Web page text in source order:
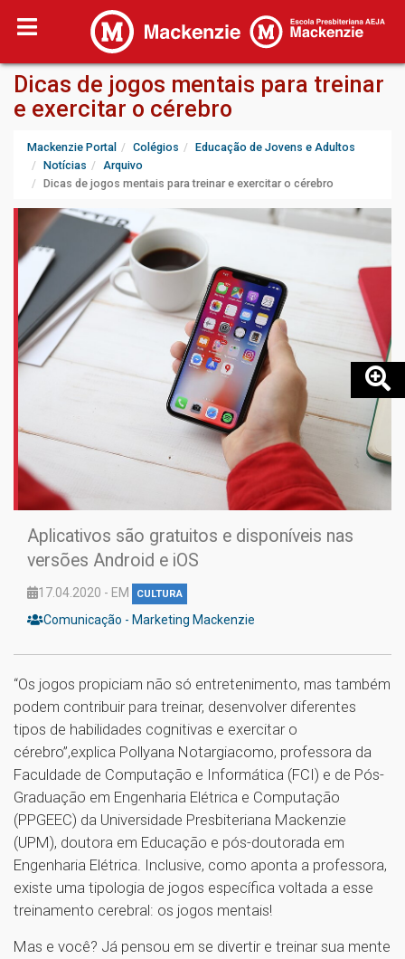
Dicas de jogos mentais para treinar
e exercitar o cérebro
Mackenzie Portal Colégios
Educação de Jovens e Adultos
Notícias
Arquivo
Dicas de jogos mentais para treinar e exercitar o cérebro
Aplicativos são gratuitos e disponíveis nas
versões Android e iOS
17.04.2020 - EM CULTURA
Comunicação - Marketing Mackenzie
“Os jogos propiciam não só entretenimento, mas também
podem contribuir para treinar, desenvolver diferentes
tipos de habilidades cognitivas e exercitar o
cérebro”,explica Pollyana Notargiacomo, professora da
Faculdade de Computação e Informática (FCI) e de Pós-
Graduação em Engenharia Elétrica e Computação
(PPGEEC) da Universidade Presbiteriana Mackenzie
(UPM), doutora em Educação e pós-doutorada em
Engenharia Elétrica. Inclusive, como aponta a professora,
existe uma tipologia de jogos específica voltada a esse
treinamento cerebral: os jogos mentais!
Mas e você? Já pensou em se divertir e treinar sua mente